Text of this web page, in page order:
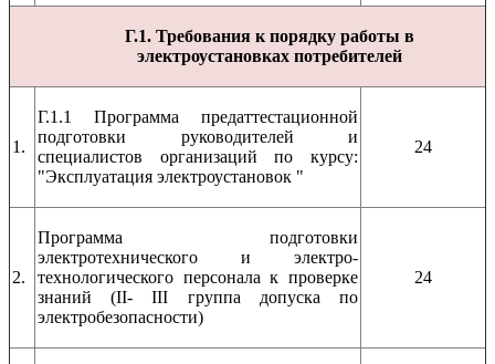
Г.1. Требования к порядку работы в
электроустановках потребителей
1.
Г.1.1 Программа предаттестационной
подготовки руководителей и
специалистов организаций по курсу:
"Эксплуатация электроустановок "
24
2.
Программа подготовки
электротехнического и электро-
технологического персонала к проверке
знаний (II- III группа допуска по
электробезопасности)
24